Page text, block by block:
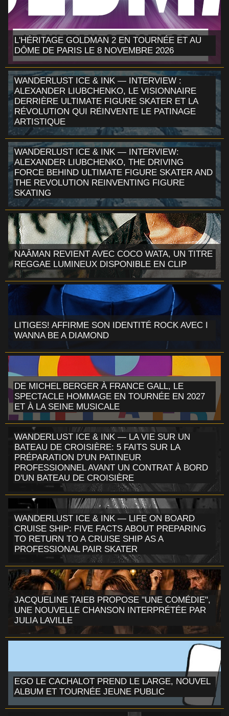
L'HÉRITAGE GOLDMAN 2 EN TOURNÉE ET AU
DÔME DE PARIS LE 8 NOVEMBRE 2026
WANDERLUST ICE & INK — INTERVIEW :
ALEXANDER LIUBCHENKO, LE VISIONNAIRE
DERRIÈRE ULTIMATE FIGURE SKATER ET LA
RÉVOLUTION QUI RÉINVENTE LE PATINAGE
ARTISTIQUE
WANDERLUST ICE & INK — INTERVIEW:
ALEXANDER LIUBCHENKO, THE DRIVING
FORCE BEHIND ULTIMATE FIGURE SKATER AND
THE REVOLUTION REINVENTING FIGURE
SKATING
NAÂMAN REVIENT AVEC COCO WATA, UN TITRE
REGGAE LUMINEUX DISPONIBLE EN CLIP
LITIGES! AFFIRME SON IDENTITÉ ROCK AVEC I
WANNA BE A DIAMOND
DE MICHEL BERGER À FRANCE GALL, LE
SPECTACLE HOMMAGE EN TOURNÉE EN 2027
ET À LA SEINE MUSICALE
WANDERLUST ICE & INK — LA VIE SUR UN
BATEAU DE CROISIÈRE: 5 FAITS SUR LA
PRÉPARATION D'UN PATINEUR
PROFESSIONNEL AVANT UN CONTRAT À BORD
D'UN BATEAU DE CROISIÈRE
WANDERLUST ICE & INK — LIFE ON BOARD
CRUISE SHIP: FIVE FACTS ABOUT PREPARING
TO RETURN TO A CRUISE SHIP AS A
PROFESSIONAL PAIR SKATER
JACQUELINE TAIEB PROPOSE "UNE COMÉDIE",
UNE NOUVELLE CHANSON INTERPRÉTÉE PAR
JULIA LAVILLE
EGO LE CACHALOT PREND LE LARGE, NOUVEL
ALBUM ET TOURNÉE JEUNE PUBLIC